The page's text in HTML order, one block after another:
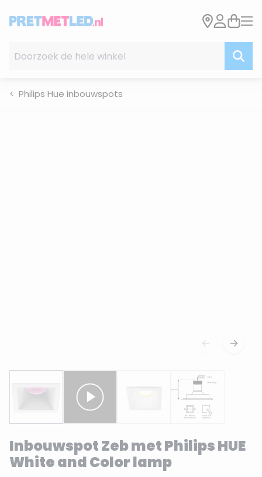
Philips Hue inbouwspots
Inbouwspot Zeb met Philips HUE
White and Color lamp